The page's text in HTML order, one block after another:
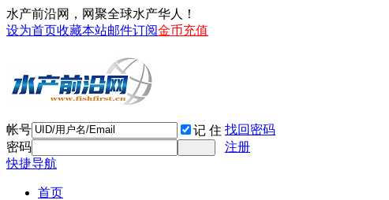
水产前沿网，网聚全球水产华人！
设为首页收藏本站邮件订阅金币充值
帐号 记 住 找回密码
密码
注册
快捷导航
首页